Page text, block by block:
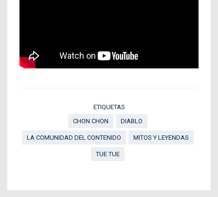
ETIQUETAS
CHON CHON
DIABLO
LA COMUNIDAD DEL CONTENIDO MITOS Y LEYENDAS
TUE TUE